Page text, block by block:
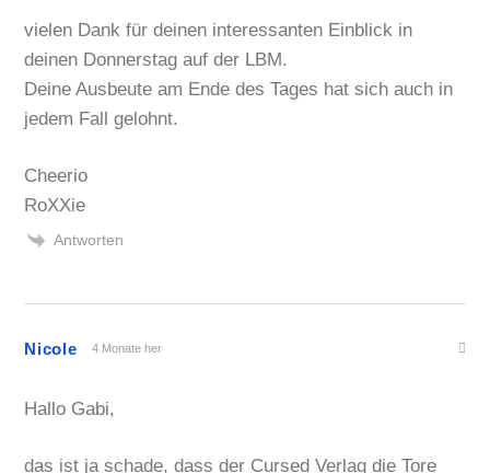
vielen Dank für deinen interessanten Einblick in
deinen Donnerstag auf der LBM.
Deine Ausbeute am Ende des Tages hat sich auch in
jedem Fall gelohnt.
Cheerio
RoXXie
Antworten
Nicole 4 Monate her
Hallo Gabi,
das ist ja schade, dass der Cursed Verlag die Tore